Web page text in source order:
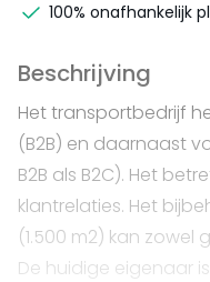
100% onafhankelijk
Beschrijving
Het transportbedrijf
(B2B) en daarnaast
B2B als B2C). Het
klantrelaties. Het
(1.500 m2) kan
De huidige eigenaar